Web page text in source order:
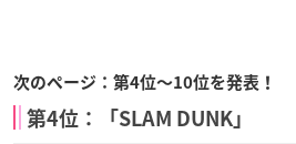
次のページ：第4位〜10位を発表！
第4位：「SLAM DUNK」